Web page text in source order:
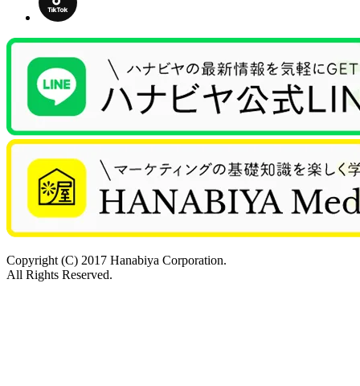
Copyright (C) 2017 Hanabiya Corporation.
All Rights Reserved.